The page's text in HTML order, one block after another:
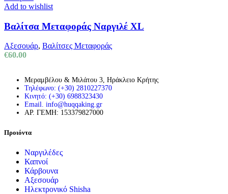
Add to wishlist
Βαλίτσα Μεταφοράς Ναργιλέ XL
Αξεσουάρ, Βαλίτσες Μεταφοράς
€60.00
Μεραμβέλου & Μιλάτου 3, Ηράκλειο Κρήτης
Τηλέφωνο: (+30) 2810227370
Κινητό: (+30) 6988323430
Email. info@huqqaking.gr
ΑΡ. ΓΕΜΗ: 153379827000
Προιόντα
Ναργιλέδες
Καπνοί
Κάρβουνα
Αξεσουάρ
Ηλεκτρονικό Shisha